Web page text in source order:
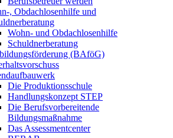
, Obdachlosenhilfe und
Wohn- und Obdachlosenhilfe
Schuldnerberatung
(BAföG)
Die Produktionsschule
Handlungskonzept STEP
Die Berufsvorbereitende
Bildungsmaßnahme
Das Assessmentcenter